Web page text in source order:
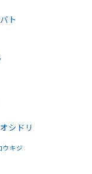
ト
オシドリ
ウキジ